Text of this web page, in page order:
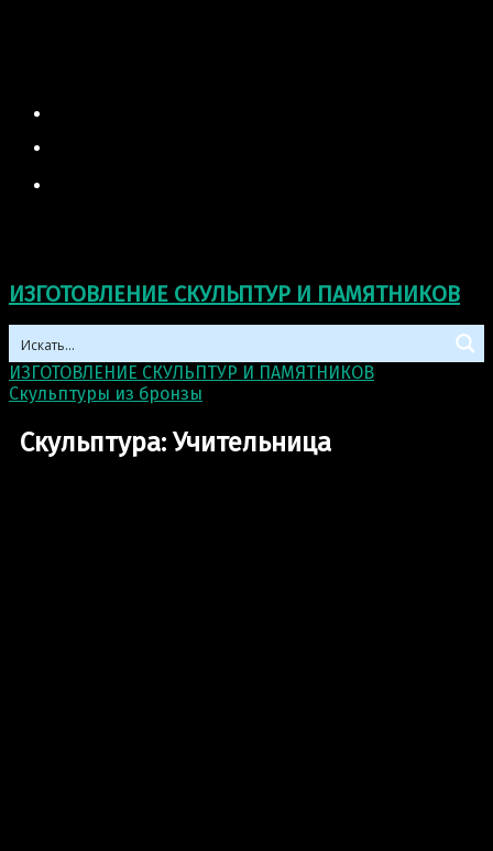
ИЗГОТОВЛЕНИЕ СКУЛЬПТУР И ПАМЯТНИКОВ
ИЗГОТОВЛЕНИЕ СКУЛЬПТУР И ПАМЯТНИКОВ
Скульптуры из бронзы
Скульптура: Учительница